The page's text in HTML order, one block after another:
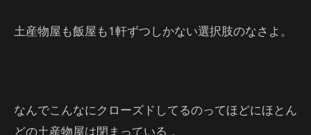
土産物屋も飯屋も1軒ずつしかない選択肢のなさよ。
なんでこんなにクローズドしてるのってほどにほとん
どの土産物屋は閉まっている．